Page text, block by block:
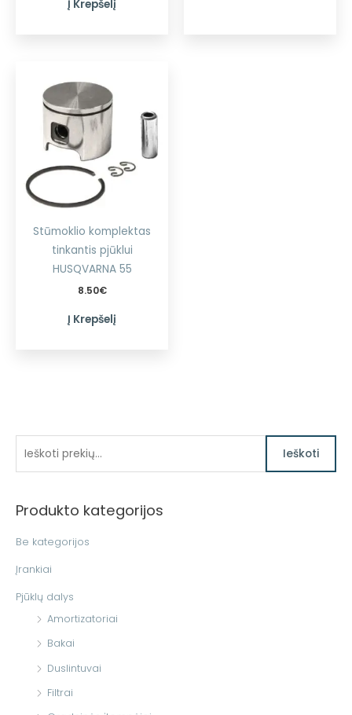
k
i
Ieškoti
Produkto kategorijos
Be kategorijos
Įrankiai
Pjūklų dalys
Amortizatoriai
Bakai
Duslintuvai
Filtrai
Į Krepšelį
Stūmoklio komplektas
tinkantis pjūklui
HUSQVARNA 55
8.50€
Į Krepšelį